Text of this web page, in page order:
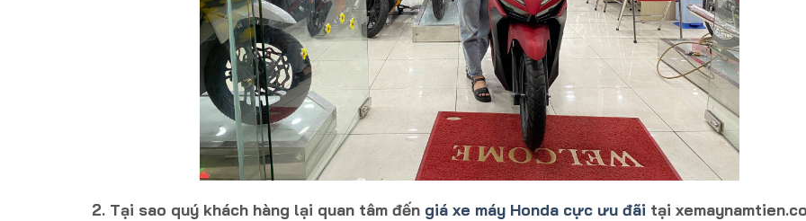
2. Tại sao quý khách hàng lại quan tâm đến giá xe máy Honda cực ưu đãi tại